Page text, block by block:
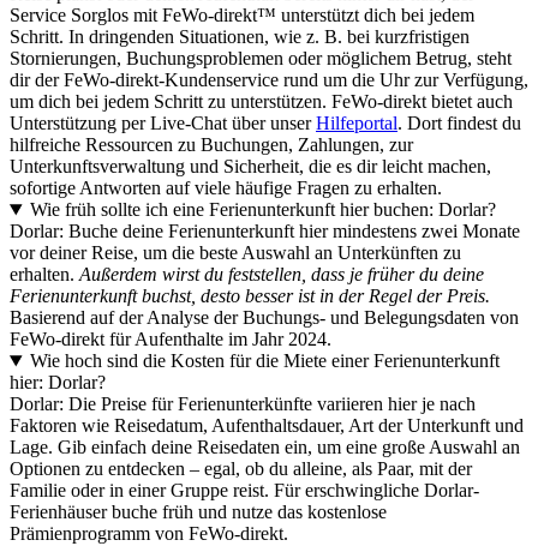
Service Sorglos mit FeWo-direkt™ unterstützt dich bei jedem
Schritt. In dringenden Situationen, wie z. B. bei kurzfristigen
Stornierungen, Buchungsproblemen oder möglichem Betrug, steht
dir der FeWo-direkt-Kundenservice rund um die Uhr zur Verfügung,
um dich bei jedem Schritt zu unterstützen. FeWo-direkt bietet auch
Unterstützung per Live-Chat über unserHilfeportal. Dort findest du
hilfreiche Ressourcen zu Buchungen, Zahlungen, zur
Unterkunftsverwaltung und Sicherheit, die es dir leicht machen,
sofortige Antworten auf viele häufige Fragen zu erhalten.
Wie früh sollte ich eine Ferienunterkunft hier buchen: Dorlar?
Dorlar: Buche deine Ferienunterkunft hier mindestens zwei Monate
vor deiner Reise, um die beste Auswahl an Unterkünften zu
erhalten. Außerdem wirst du feststellen, dass je früher du deine
Ferienunterkunft buchst, desto besser ist in der Regel der Preis.
Basierend auf der Analyse der Buchungs- und Belegungsdaten von
FeWo-direkt für Aufenthalte im Jahr 2024.
Wie hoch sind die Kosten für die Miete einer Ferienunterkunft
hier: Dorlar?
Dorlar: Die Preise für Ferienunterkünfte variieren hier je nach
Faktoren wie Reisedatum, Aufenthaltsdauer, Art der Unterkunft und
Lage. Gib einfach deine Reisedaten ein, um eine große Auswahl an
Optionen zu entdecken – egal, ob du alleine, als Paar, mit der
Familie oder in einer Gruppe reist. Für erschwingliche Dorlar-
Ferienhäuser buche früh und nutze das kostenlose
Prämienprogramm von FeWo-direkt.